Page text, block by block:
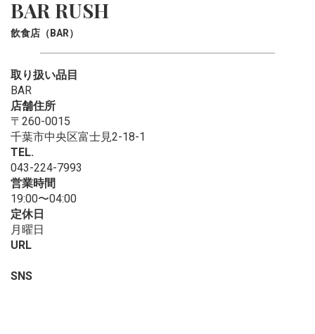
BAR RUSH
飲食店（BAR）
取り扱い品目
BAR
店舗住所
〒260-0015
千葉市中央区富士見2-18-1
TEL.
043-224-7993
営業時間
19:00〜04:00
定休日
月曜日
URL
SNS